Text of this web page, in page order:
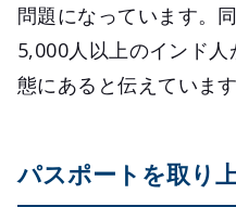
問題になっています。
5,000人以上のインド
態にあると伝えています
パスポートを取り